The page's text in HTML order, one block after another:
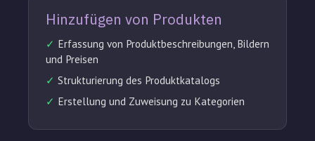
Hinzufügen von Produkten
✓ Erfassung von Produktbeschreibungen, Bildern
und Preisen
✓ Strukturierung des Produktkatalogs
✓ Erstellung und Zuweisung zu Kategorien